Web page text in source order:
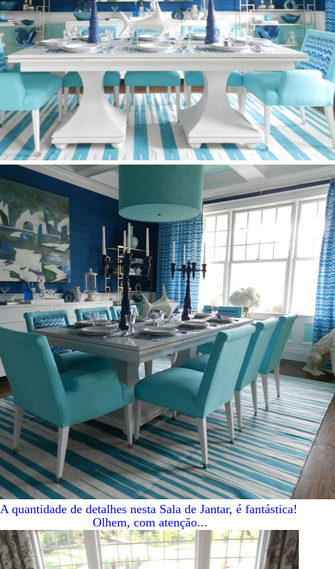
A quantidade de detalhes nesta Sala de Jantar, é fantástica!
Olhem, com atenção...